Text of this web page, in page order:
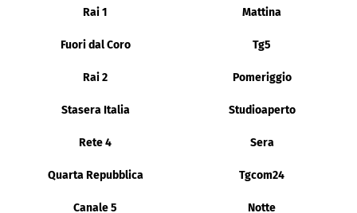
Rai 1 Mattina
Fuori dal Coro Tg5
Rai 2 Pomeriggio
Stasera Italia Studioaperto
Rete 4 Sera
Quarta Repubblica Tgcom24
Canale 5 Notte